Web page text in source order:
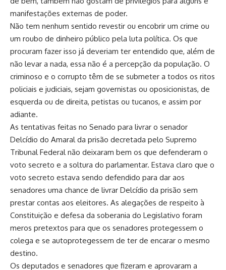
manifestações externas de poder.
Não tem nenhum sentido revestir ou encobrir um crime ou
um roubo de dinheiro público pela luta política. Os que
procuram fazer isso já deveriam ter entendido que, além de
não levar a nada, essa não é a percepção da população. O
criminoso e o corrupto têm de se submeter a todos os ritos
policiais e judiciais, sejam governistas ou oposicionistas, de
esquerda ou de direita, petistas ou tucanos, e assim por
adiante.
As tentativas feitas no Senado para livrar o senador
Delcídio do Amaral da prisão decretada pelo Supremo
Tribunal Federal não deixaram bem os que defenderam o
voto secreto e a soltura do parlamentar. Estava claro que o
voto secreto estava sendo defendido para dar aos
senadores uma chance de livrar Delcídio da prisão sem
prestar contas aos eleitores. As alegações de respeito à
Constituição e defesa da soberania do Legislativo foram
meros pretextos para que os senadores protegessem o
colega e se autoprotegessem de ter de encarar o mesmo
destino.
Os deputados e senadores que fizeram e aprovaram a